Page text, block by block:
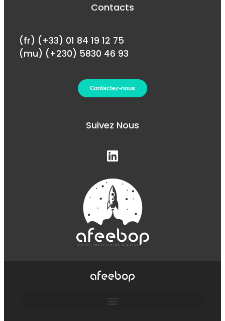
Contacts
(fr) (+33) 01 84 19 12 75
(mu) (+230) 5830 46 93
Contactez-nous
Suivez Nous